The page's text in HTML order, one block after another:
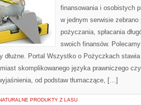
finansowania i osobistych
w jednym serwisie
pożyczania, spłacania
swoich finansów.
dłużne. Portal Wszystko o Pożyczkach
skomplikowanego języka prawniczego
od podstaw tłumaczące, […]
PRODUKTY Z LASU